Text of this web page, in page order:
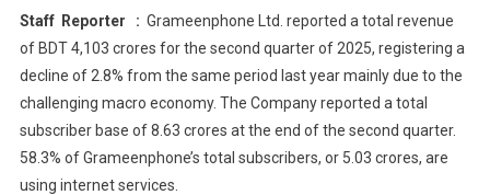
Staff Reporter : Grameenphone Ltd. reported a total revenue
of BDT 4,103 crores for the second quarter of 2025, registering a
decline of 2.8% from the same period last year mainly due to the
challenging macro economy. The Company reported a total
subscriber base of 8.63 crores at the end of the second quarter.
58.3% of Grameenphone’s total subscribers, or 5.03 crores, are
using internet services.